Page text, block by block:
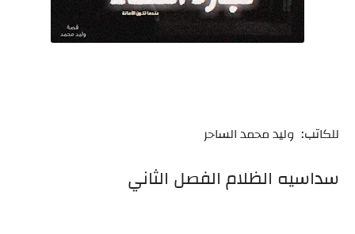
للكاتب: وليد محمد الساحر
سداسيه الظلام الفصل الثاني